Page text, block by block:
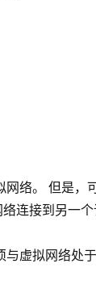
络。 但是，
连接到另一
与虚拟网络处